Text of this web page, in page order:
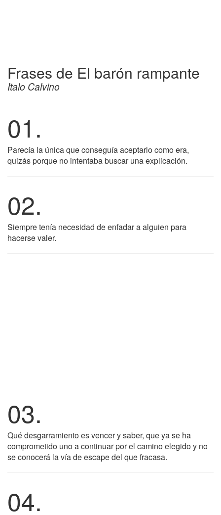
Frases de El barón rampante
Italo Calvino
01.
Parecía la única que conseguía aceptarlo como era,
quizás porque no intentaba buscar una explicación.
02.
Siempre tenía necesidad de enfadar a alguien para
hacerse valer.
03.
Qué desgarramiento es vencer y saber, que ya se ha
comprometido uno a continuar por el camino elegido y no
se conocerá la vía de escape del que fracasa.
04.